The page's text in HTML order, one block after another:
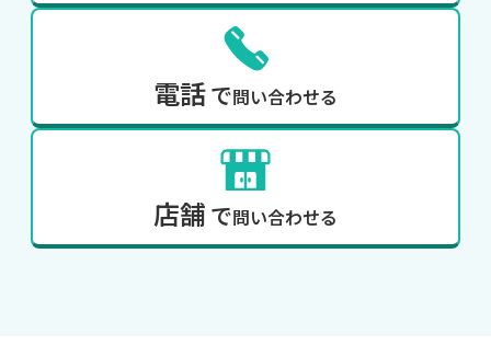
電話で問い合わせる
店舗 で問い合わせる